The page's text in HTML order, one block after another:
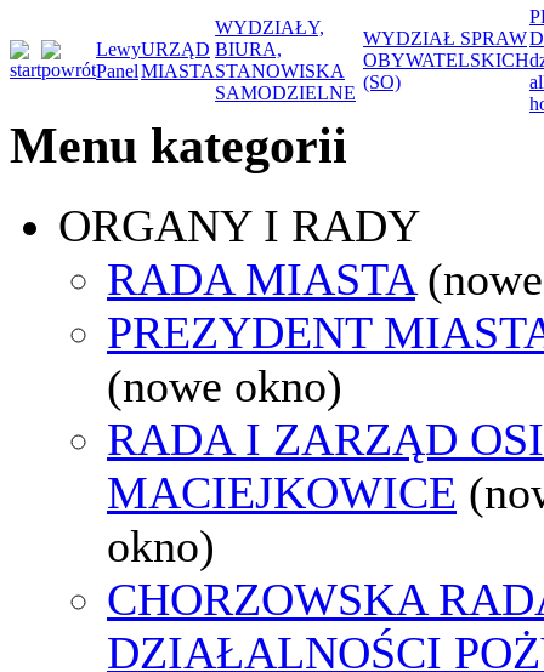
Lewy
Panel
URZĄD
MIASTA
WYDZIAŁY,
BIURA,
STANOWISKA
SAMODZIELNE
WYDZIAŁ SPRAW
OBYWATELSKICH
(SO)
Menu kategorii
ORGANY I RADY
RADA MIASTA
PREZYDENT
(nowe okno)
RADA I ZARZĄD
MACIEJKOWICE
okno)
CHORZOWSKA
DZIAŁALNOŚCI